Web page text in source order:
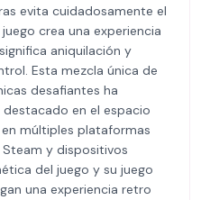
evita cuidadosamente el
crea una experiencia
aniquilación y
Esta mezcla única de
desafiantes ha
en el espacio
múltiples plataformas
y dispositivos
del juego y su juego
una experiencia retro